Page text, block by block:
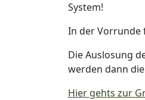
System!
In der Vorrunde
Die Auslosung
werden dann
Hier gehts zur